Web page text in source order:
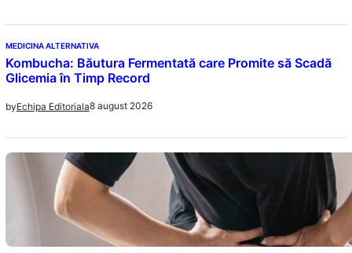
MEDICINA ALTERNATIVA
Kombucha: Băutura Fermentată care Promite să Scadă
Glicemia în Timp Record
byEchipa Editoriala8 august 2026